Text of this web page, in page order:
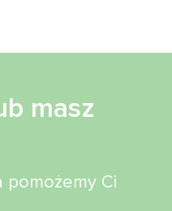
masz
pomożemy Ci